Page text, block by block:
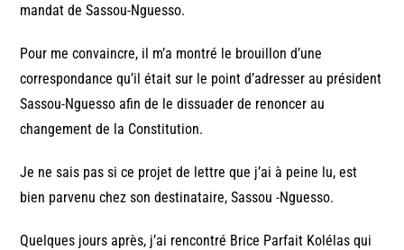
mandat de Sassou-Nguesso.
Pour me convaincre, il m’a montré le brouillon d’une
correspondance qu’il était sur le point d’adresser au président
Sassou-Nguesso afin de le dissuader de renoncer au
changement de la Constitution.
Je ne sais pas si ce projet de lettre que j’ai à peine lu, est
bien parvenu chez son destinataire, Sassou -Nguesso.
Quelques jours après, j’ai rencontré Brice Parfait Kolélas qui